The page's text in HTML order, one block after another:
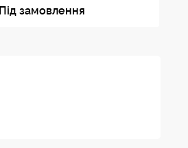
Під замовлення